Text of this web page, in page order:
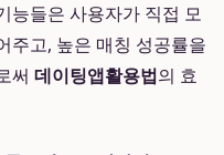
능들은 사용자가 직접 모
주고, 높은 매칭 성공률을
써 데이팅앱활용법의 효